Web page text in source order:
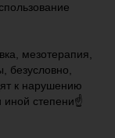
мезотерапия,
безусловно,
к нарушению
иной степени☝️